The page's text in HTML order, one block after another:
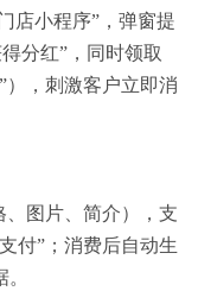
店小程序”，弹窗提
分红”，同时领取
），刺激客户立即消
图片、简介），支
付”；消费后自动生